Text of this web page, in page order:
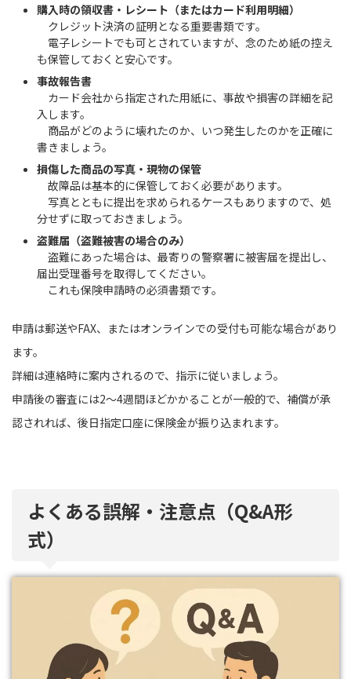
購入時の領収書・レシート（またはカード利用明細）
クレジット決済の証明となる重要書類です。
電子レシートでも可とされていますが、念のため紙の控え
も保管しておくと安心です。
事故報告書
カード会社から指定された用紙に、事故や損害の詳細を記
入します。
商品がどのように壊れたのか、いつ発生したのかを正確に
書きましょう。
損傷した商品の写真・現物の保管
故障品は基本的に保管しておく必要があります。
写真とともに提出を求められるケースもありますので、処
分せずに取っておきましょう。
盗難届（盗難被害の場合のみ）
盗難にあった場合は、最寄りの警察署に被害届を提出し、
届出受理番号を取得してください。
これも保険申請時の必須書類です。
申請は郵送やFAX、またはオンラインでの受付も可能な場合があり
ます。
詳細は連絡時に案内されるので、指示に従いましょう。
申請後の審査には2〜4週間ほどかかることが一般的で、補償が承
認されれば、後日指定口座に保険金が振り込まれます。
よくある誤解・注意点（Q&A形
式）